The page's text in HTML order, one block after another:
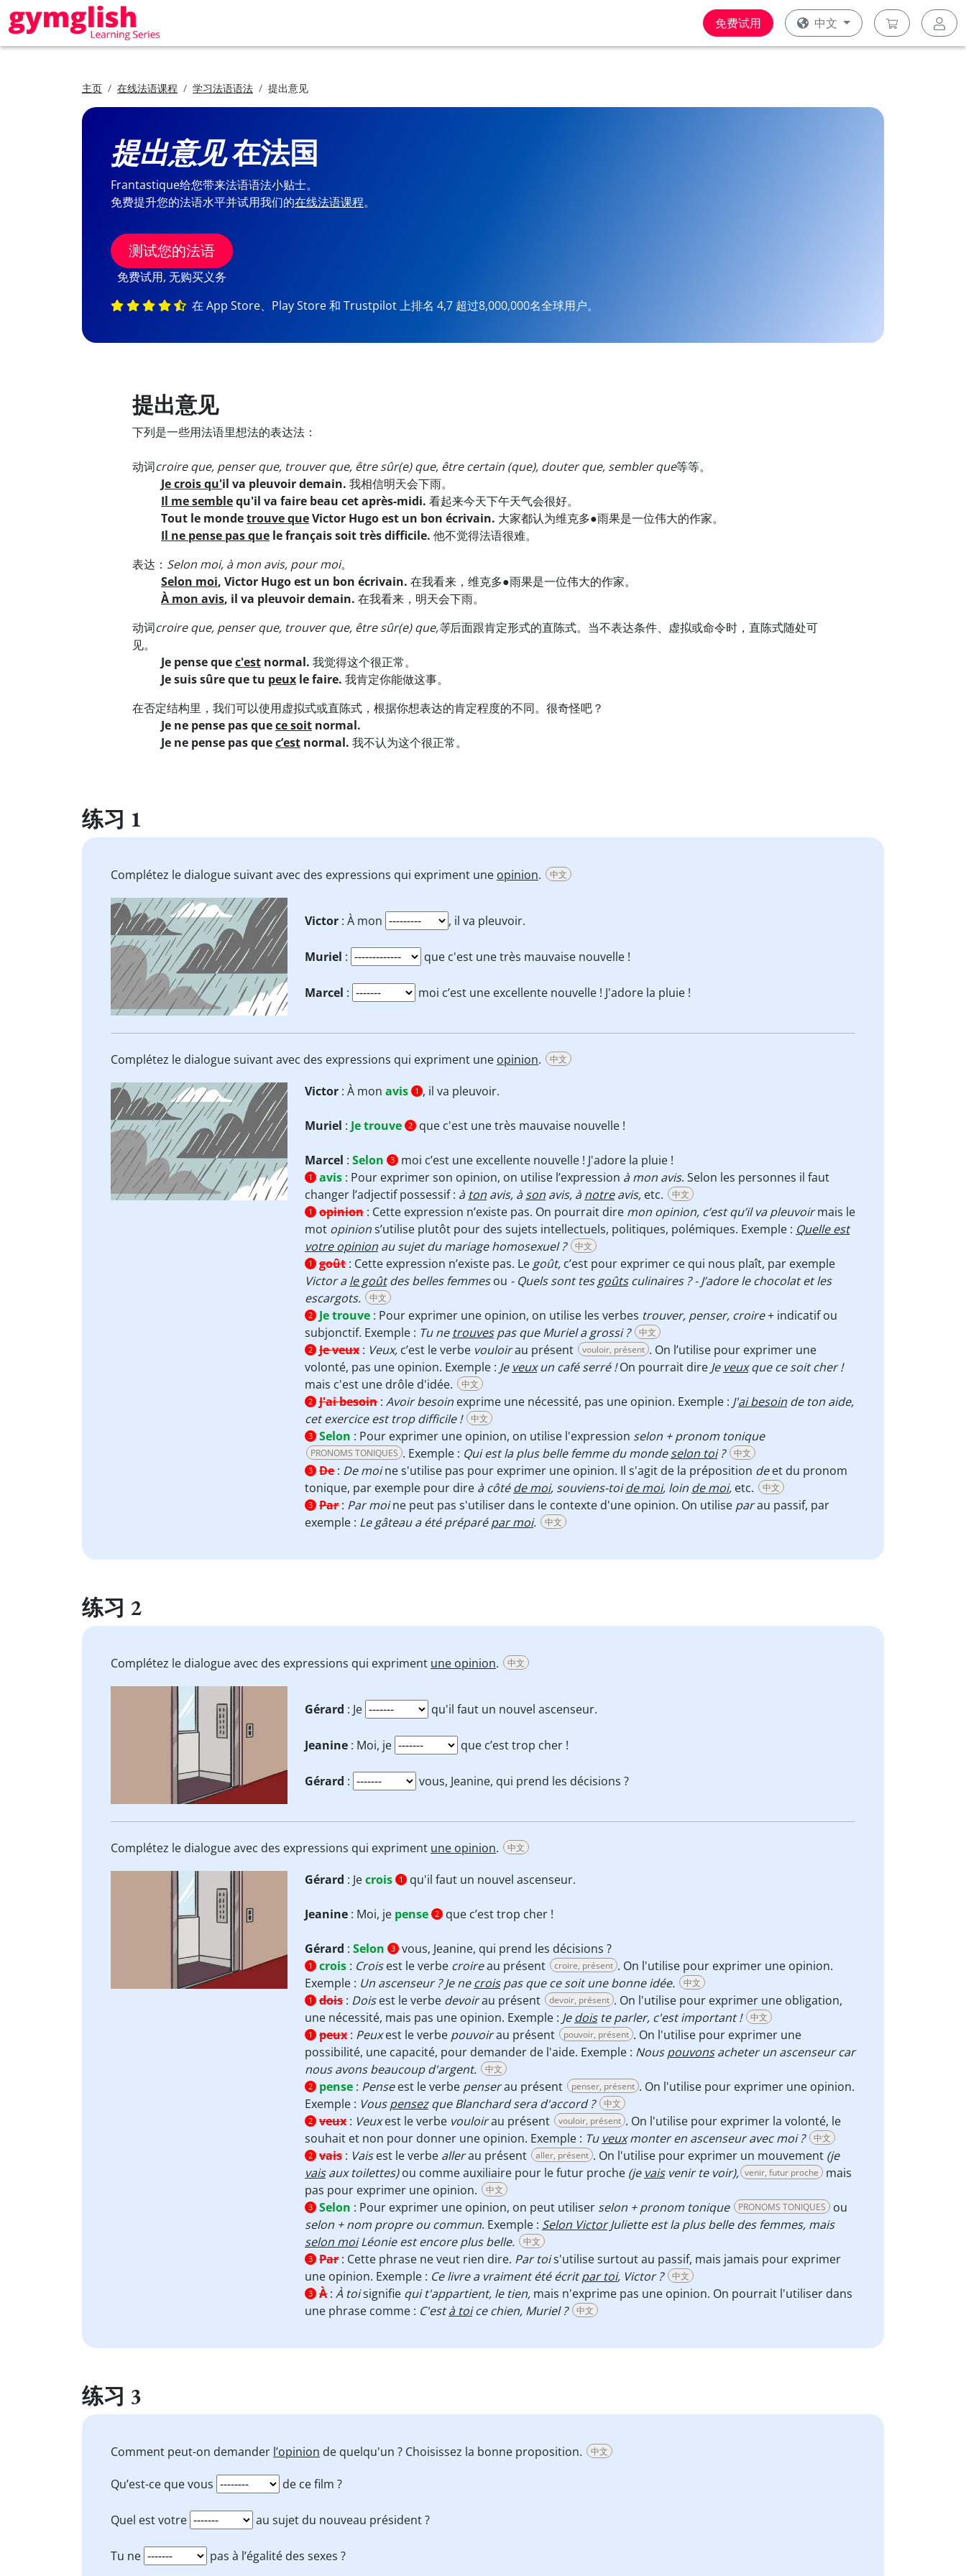
免费试用 中文
主页 在线法语课程 学习法语语法 提出意见
提出意见在法国
Frantastique给您带来法语语法小贴士。
免费提升您的法语水平并试用我们的在线法语课程。
测试您的法语
免费试用, 无购买义务
在 App Store、Play Store 和 Trustpilot 上排名 4,7 超过8,000,000名全球用户。
提出意见
下列是一些用法语里想法的表达法：
动词croire que, penser que, trouver que, être sûr(e) que, être certain (que), douter que, sembler que等等。
Je crois qu'il va pleuvoir demain. 我相信明天会下雨。
Il me semblequ'il va faire beau cet après-midi. 看起来今天下午天气会很好。
Tout le mondetrouve queVictor Hugo est un bon écrivain. 大家都认为维克多●雨果是一位伟大的作家。
Il ne pense pas que le français soit très difficile. 他不觉得法语很难。
表达： Selon moi, à mon avis, pour moi。
Selon moi, Victor Hugo est un bon écrivain. 在我看来，维克多●雨果是一位伟大的作家。
À mon avis, il va pleuvoir demain. 在我看来，明天会下雨。
动词croire que, penser que, trouver que, être sûr(e) que,等后面跟肯定形式的直陈式。当不表达条件、虚拟或命令时，直陈式随处可
见。
Je pense quec'est normal. 我觉得这个很正常。
Je suis sûre que tu peux le faire. 我肯定你能做这事。
在否定结构里，我们可以使用虚拟式或直陈式，根据你想表达的肯定程度的不同。很奇怪吧？
Je ne pense pas quece soit normal.
Je ne pense pas quec’est normal. 我不认为这个很正常。
练习 1
Complétez le dialogue suivant avec des expressions qui expriment une opinion. 中文
Victor : À mon , il va pleuvoir.
Muriel : que c'est une très mauvaise nouvelle !
Marcel : moi c’est une excellente nouvelle ! J'adore la pluie !
Complétez le dialogue suivant avec des expressions qui expriment une opinion. 中文
Victor : À mon avis 1 , il va pleuvoir.
Muriel : Je trouve 2 que c'est une très mauvaise nouvelle !
Marcel : Selon 3 moi c’est une excellente nouvelle ! J'adore la pluie !
1 avis : Pour exprimer son opinion, on utilise l’expression à mon avis. Selon les personnes il faut
changer l’adjectif possessif : à ton avis, àson avis, ànotreavis, etc. 中文
1 opinion : Cette expression n’existe pas. On pourrait dire mon opinion, c’est qu’il va pleuvoirmais le
mot opinions’utilise plutôt pour des sujets intellectuels, politiques, polémiques. Exemple : Quelle est
votre opinion au sujet du mariage homosexuel ? 中文
1 goût : Cette expression n’existe pas. Le goût, c’est pour exprimer ce qui nous plaît, par exemple
Victor ale goûtdes belles femmesou - Quels sont tesgoûtsculinaires ? - J’adore le chocolat et les
escargots.
中文
2 Je trouve : Pour exprimer une opinion, on utilise les verbes trouver, penser, croire+ indicatif ou
subjonctif. Exemple : Tu ne trouvespas que Muriel a grossi ? 中文
2 Je veux : Veux, c’est le verbe vouloirau présent vouloir, présent . On l’utilise pour exprimer une
volonté, pas une opinion. Exemple : Je veuxun café serré !On pourrait dire Je veuxque ce soit cher !
mais c'est une drôle d'idée.
中文
2 J'ai besoin : Avoir besoin exprime une nécessité, pas une opinion. Exemple : J'ai besoin de ton aide,
cet exercice est trop difficile !
中文
3 Selon : Pour exprimer une opinion, on utilise l'expression selon + pronom tonique
PRONOMS TONIQUES . Exemple : Qui est la plus belle femme du mondeselon toi? 中文
3 De : De moine s'utilise pas pour exprimer une opinion. Il s'agit de la préposition deet du pronom
tonique, par exemple pour dire à côtéde moi, souviens-toide moi, loin de moi, etc. 中文
3 Par : Par moine peut pas s'utiliser dans le contexte d'une opinion. On utilise parau passif, par
exemple : Le gâteau a été préparépar moi. 中文
练习 2
Complétez le dialogue avec des expressions qui expriment une opinion. 中文
Gérard : Je qu'il faut un nouvel ascenseur.
Jeanine : Moi, je que c’est trop cher !
Gérard : vous, Jeanine, qui prend les décisions ?
Complétez le dialogue avec des expressions qui expriment une opinion. 中文
Gérard : Jecrois 1 qu'il faut un nouvel ascenseur.
Jeanine : Moi, je pense 2 que c’est trop cher !
Gérard : Selon 3 vous, Jeanine, qui prend les décisions ?
1 crois : Croisest le verbe croireau présent croire, présent . On l'utilise pour exprimer une opinion.
Exemple : Un ascenseur ? Je necroispas que ce soit une bonne idée. 中文
1 dois : Doisest le verbe devoirau présent devoir, présent . On l'utilise pour exprimer une obligation,
une nécessité, mais pas une opinion. Exemple : Jedoiste parler, c'est important ! 中文
1 peux : Peuxest le verbe pouvoirau présent pouvoir, présent . On l'utilise pour exprimer une
possibilité, une capacité, pour demander de l'aide. Exemple : Nouspouvonsacheter un ascenseur car
nous avons beaucoup d'argent.
中文
2 pense : Penseest le verbe penserau présent penser, présent . On l'utilise pour exprimer une opinion.
Exemple : Vouspensezque Blanchard sera d'accord ? 中文
2 veux : Veuxest le verbe vouloirau présent vouloir, présent . On l'utilise pour exprimer la volonté, le
souhait et non pour donner une opinion. Exemple : Tu veuxmonter en ascenseur avec moi ? 中文
2 vais : Vaisest le verbe allerau présent aller, présent . On l'utilise pour exprimer un mouvement (je
vaisaux toilettes)ou comme auxiliaire pour le futur proche (je vaisvenir te voir), venir, futur proche
mais
pas pour exprimer une opinion.
中文
3 Selon : Pour exprimer une opinion, on peut utiliser selon + pronom tonique PRONOMS TONIQUES
ou
selon + nom propre ou commun. Exemple : Selon VictorJuliette est la plus belle des femmes, mais
selon moiLéonie est encore plus belle. 中文
3 Par : Cette phrase ne veut rien dire. Par tois'utilise surtout au passif, mais jamais pour exprimer
une opinion. Exemple : Ce livre a vraiment été écritpar toi, Victor ? 中文
3 À : À toisignifie qui t'appartient, le tien, mais n'exprime pas une opinion. On pourrait l'utiliser dans
une phrase comme : C'està toice chien, Muriel ? 中文
练习 3
Comment peut-on demander l’opinion de quelqu'un ? Choisissez la bonne proposition. 中文
Qu’est-ce que vous de ce film ?
Quel est votre au sujet du nouveau président ?
Tu ne pas à l’égalité des sexes ?